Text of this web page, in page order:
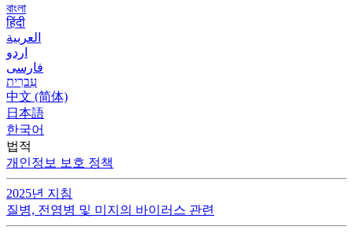
বাংলা
हिंदी
العربية
اردو
فارسی
עִברִית
中文 (简体)
日本語
한국어
법적
개인정보 보호 정책
2025년 지침
질병, 전염병 및 미지의 바이러스 관련